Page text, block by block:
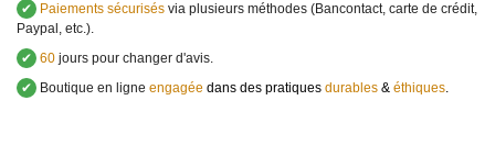
✔
Paiements sécurisés via plusieurs méthodes (Bancontact, carte de crédit,
Paypal, etc.).
✔ 60 jours pour changer d'avis.
✔
Boutique en ligne engagée dans des pratiques durables & éthiques.